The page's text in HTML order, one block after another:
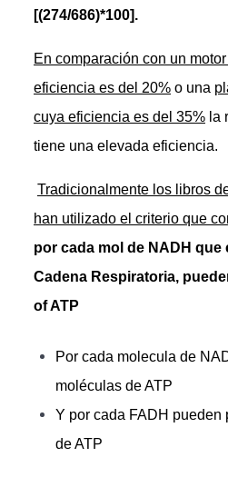
[(274/686)*100].
En comparación con un
eficiencia es del 20% o una
cuya eficiencia es del 35% la
tiene una elevada eficiencia.
Tradicionalmente los libros
han utilizado el criterio que
por cada mol de NADH que
Cadena Respiratoria,
of ATP
Por cada molecula de
moléculas de ATP
Y por cada FADH pueden
de ATP